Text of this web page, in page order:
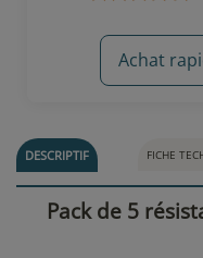
Achat
DESCRIPTIF FICHE
Pack de 5